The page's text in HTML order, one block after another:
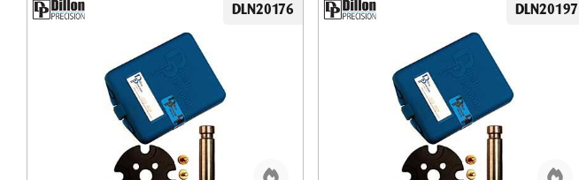
DLN20176 DLN20197